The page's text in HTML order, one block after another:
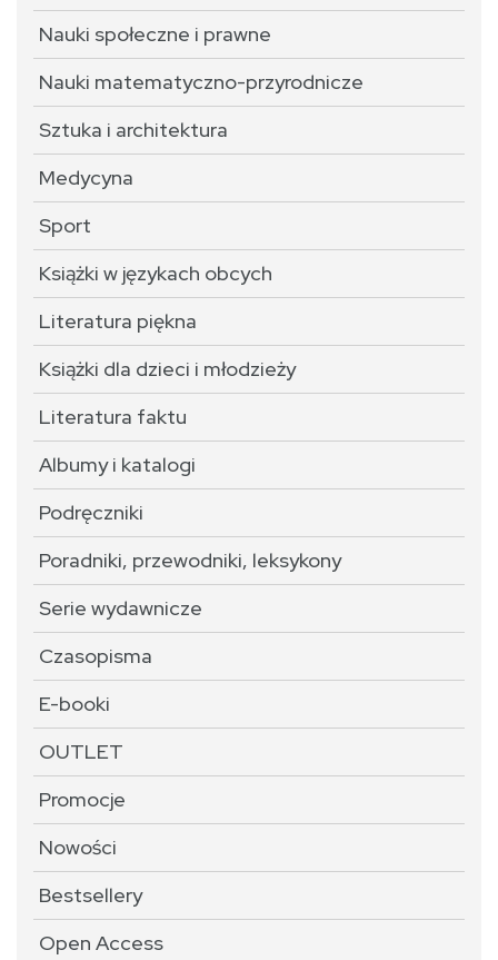
Nauki społeczne i prawne
Nauki matematyczno-przyrodnicze
Sztuka i architektura
Medycyna
Sport
Książki w językach obcych
Literatura piękna
Książki dla dzieci i młodzieży
Literatura faktu
Albumy i katalogi
Podręczniki
Poradniki, przewodniki, leksykony
Serie wydawnicze
Czasopisma
E-booki
OUTLET
Promocje
Nowości
Bestsellery
Open Access